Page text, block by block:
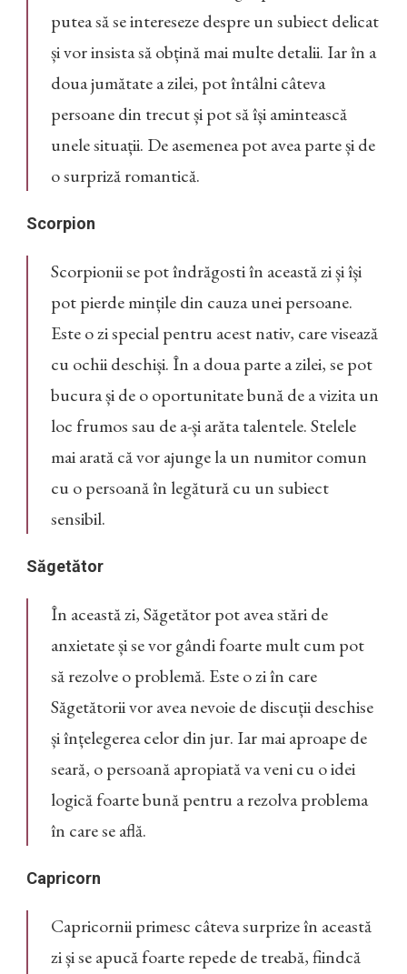
putea să se intereseze despre un subiect delicat
și vor insista să obțină mai multe detalii. Iar în a
doua jumătate a zilei, pot întâlni câteva
persoane din trecut și pot să își amintească
unele situații. De asemenea pot avea parte și de
o surpriză romantică.
Scorpion
Scorpionii se pot îndrăgosti în această zi și își
pot pierde mințile din cauza unei persoane.
Este o zi special pentru acest nativ, care visează
cu ochii deschiși. În a doua parte a zilei, se pot
bucura și de o oportunitate bună de a vizita un
loc frumos sau de a-și arăta talentele. Stelele
mai arată că vor ajunge la un numitor comun
cu o persoană în legătură cu un subiect
sensibil.
Săgetător
În această zi, Săgetător pot avea stări de
anxietate și se vor gândi foarte mult cum pot
să rezolve o problemă. Este o zi în care
Săgetătorii vor avea nevoie de discuții deschise
și înțelegerea celor din jur. Iar mai aproape de
seară, o persoană apropiată va veni cu o idei
logică foarte bună pentru a rezolva problema
în care se află.
Capricorn
Capricornii primesc câteva surprize în această
zi și se apucă foarte repede de treabă, fiindcă